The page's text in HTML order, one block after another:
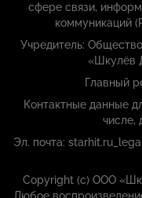
сфере связи,
коммуникаций
Учредитель:
«Шкулёв
Главный
Контактные данные
числе,
Эл. почта:
Copyright (с) ООО